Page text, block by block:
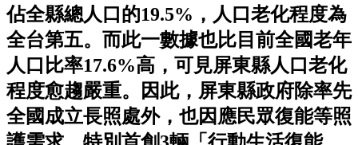
佔全縣總人口的19.5%，人口老化程度為
全台第五。而此一數據也比目前全國老年
人口比率17.6%高，可見屏東縣人口老化
程度愈趨嚴重。因此，屏東縣政府除率先
全國成立長照處外，也因應民眾復能等照